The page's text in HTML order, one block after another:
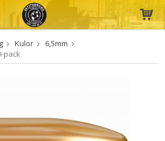
har blivit tillagd i varukorgen
Kulor
6,5mm
pack